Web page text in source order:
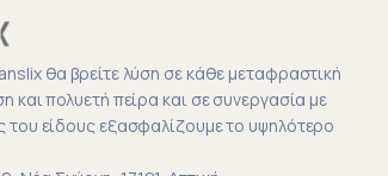
θα βρείτε λύση σε κάθε μεταφραστική
και πολυετή πείρα και σε συνεργασία με
του είδους εξασφαλίζουμε το υψηλότερο